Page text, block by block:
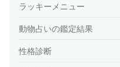
ラッキーメニュー
動物占いの鑑定結果
性格診断